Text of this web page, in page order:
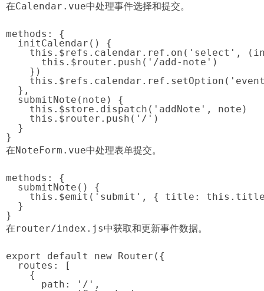
在Calendar.vue中处理事件选择和提交。
methods: {
  initCalendar() {
this.$refs.calendar.ref.on('select',
      this.$router.push('/add-note')
    })
  },
  submitNote(note) {
    this.$store.dispatch('addNote', note)
    this.$router.push('/')
  }
}
在NoteForm.vue中处理表单提交。
methods: {
  submitNote() {
this.$emit('submit', { title:
  }
}
在router/index.js中获取和更新事件数据。
export default new Router({
  routes: [
    {
      path: '/',